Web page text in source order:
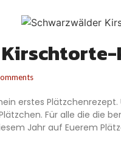
erstes
Für alle die die
Jahr auf Euerem